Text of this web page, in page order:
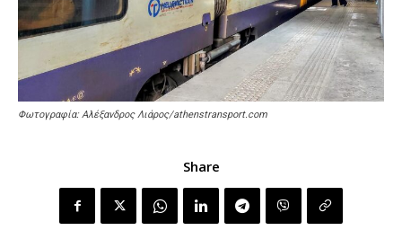
Φωτογραφία: Αλέξανδρος Λιάρος/athenstransport.com
Share